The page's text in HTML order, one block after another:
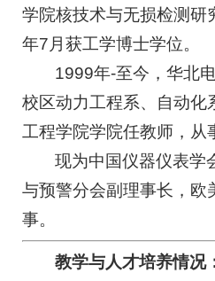
学院核技术与无损检测研
年7月获工学博士学位。
1999年-至今，华北
校区动力工程系、自动化
工程学院学院任教师，从
现为中国仪器仪表学
与预警分会副理事长，欧
事。
教学与人才培养情况